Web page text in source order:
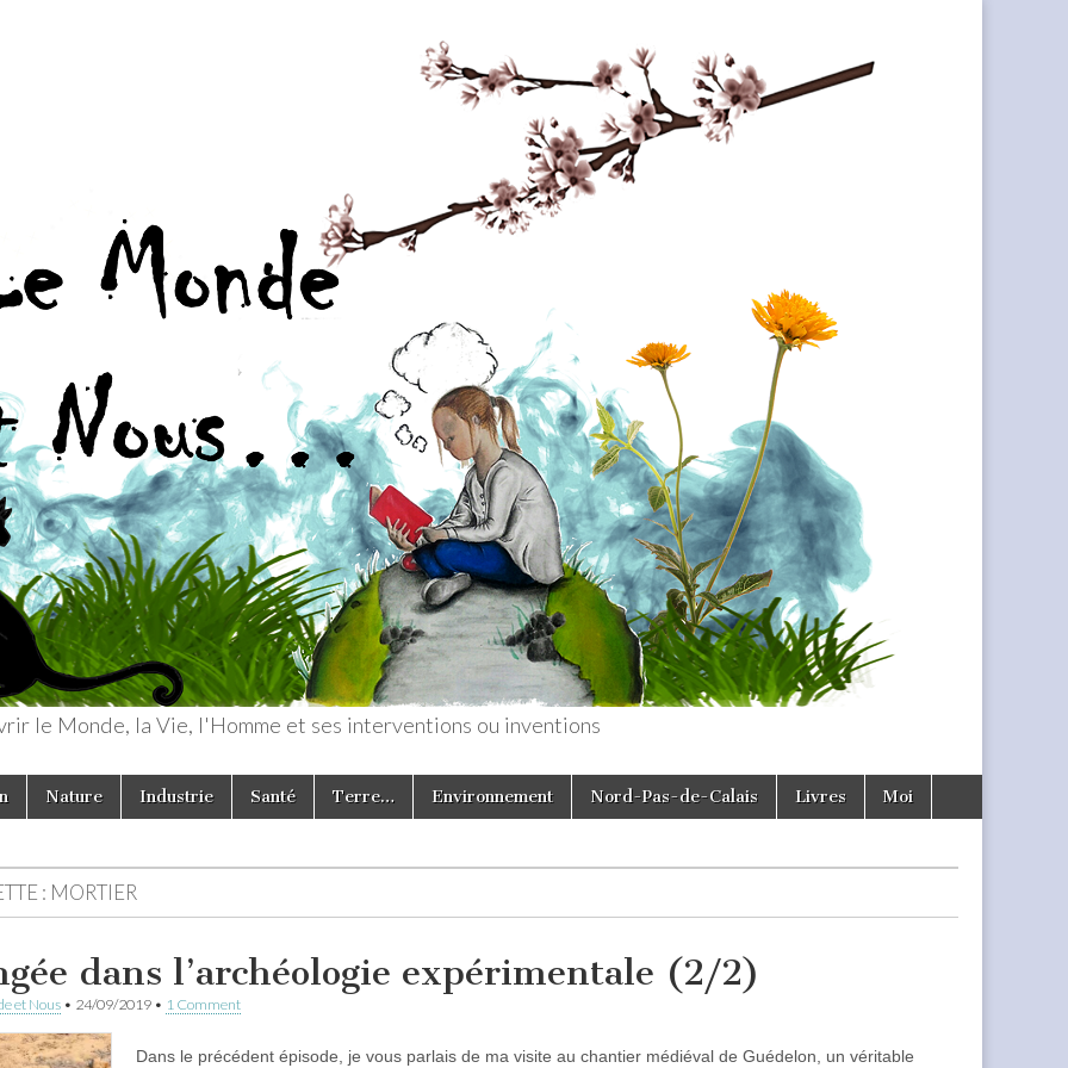
le Monde, la Vie, l'Homme et ses interventions ou inventions
Nature Industrie Santé Terre… Environnement Nord-Pas-de-Calais Livres Moi
: MORTIER
dans l’archéologie expérimentale (2/2)
et Nous • 24/09/2019 • 1 Comment
Dans le précédent épisode, je vous parlais de ma visite au chantier médiéval de Guédelon, un véritable